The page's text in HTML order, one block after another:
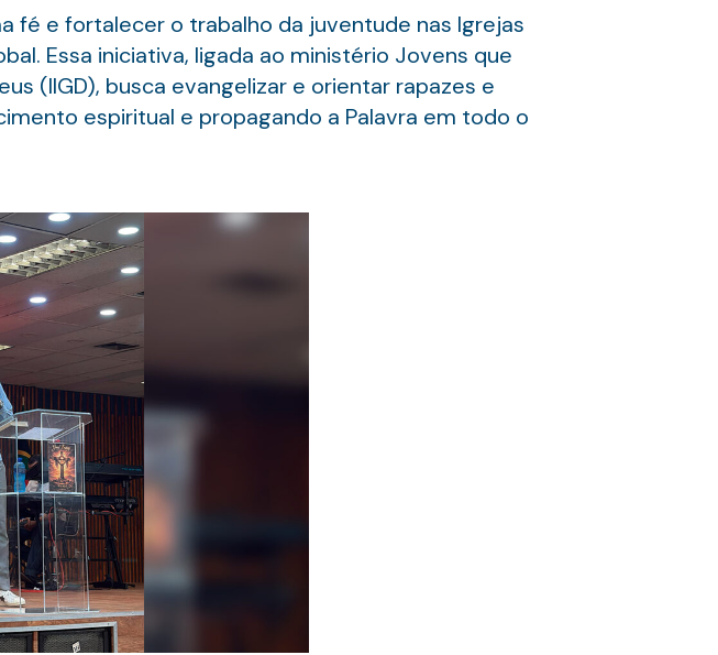
fé e fortalecer o trabalho da juventude nas Igrejas
Essa iniciativa, ligada ao ministério Jovens que
(IIGD), busca evangelizar e orientar rapazes e
espiritual e propagando a Palavra em todo o